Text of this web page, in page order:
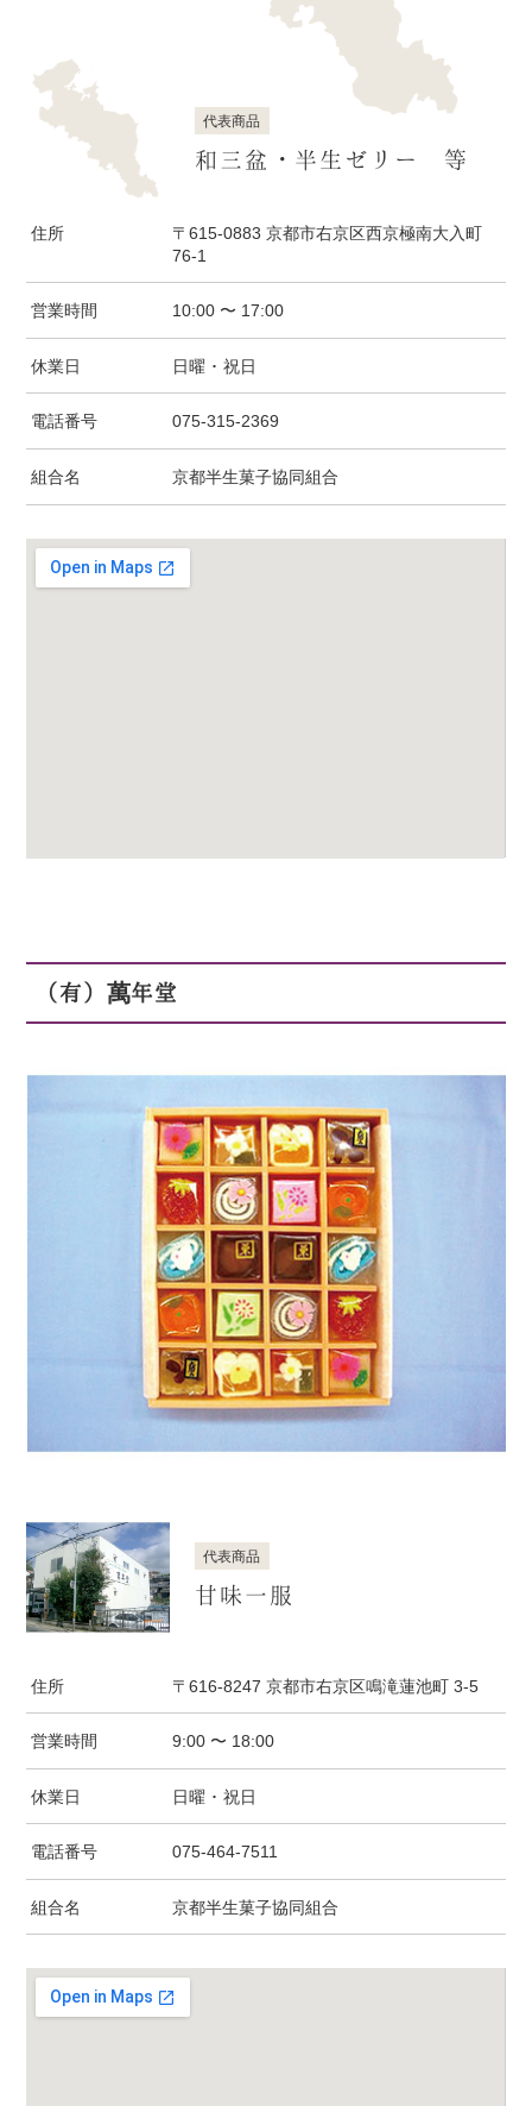
代表商品
和三盆・半生ゼリー 等
住所
〒615-0883 京都市右京区西京極南大入町
76-1
営業時間 10:00 〜 17:00
休業日 日曜 ･ 祝日
電話番号 075-315-2369
組合名 京都半生菓子協同組合
（有）萬年堂
代表商品
甘味一服
住所 〒616-8247 京都市右京区鳴滝蓮池町 3-5
営業時間 9:00 〜 18:00
休業日 日曜 ･ 祝日
電話番号 075-464-7511
組合名 京都半生菓子協同組合